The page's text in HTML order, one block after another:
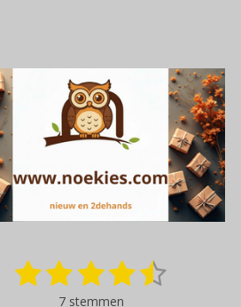
1 2 3 4 5
7 stemmen